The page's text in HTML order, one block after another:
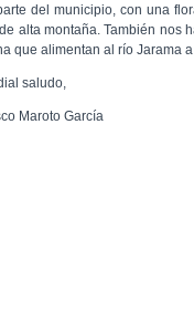
del municipio, con una
alta montaña. También nos
que alimentan al río Jarama
saludo,
Maroto García